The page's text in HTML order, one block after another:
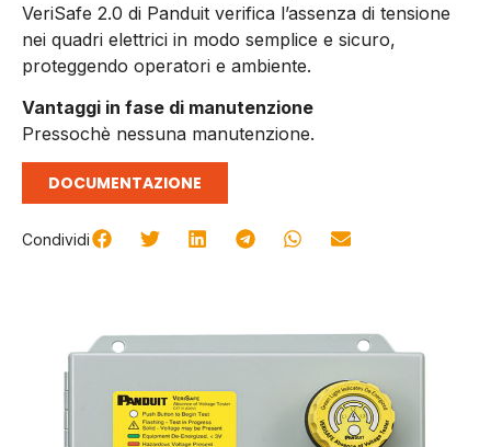
VeriSafe 2.0 di Panduit verifica l’assenza di tensione
nei quadri elettrici in modo semplice e sicuro,
proteggendo operatori e ambiente.
Vantaggi in fase di manutenzione
Pressochè nessuna manutenzione.
DOCUMENTAZIONE
Condividi